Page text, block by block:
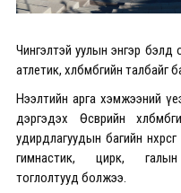
Чингэлтэй уулын энгэр бэлд
атлетик, хөлбөмбөгийн талбайг
Нээлтийн арга хэмжээний
дэргэдэх Өсвөрийн
удирдлагуудын багийн
гимнастик, цирк,
тоглолтууд болжээ.